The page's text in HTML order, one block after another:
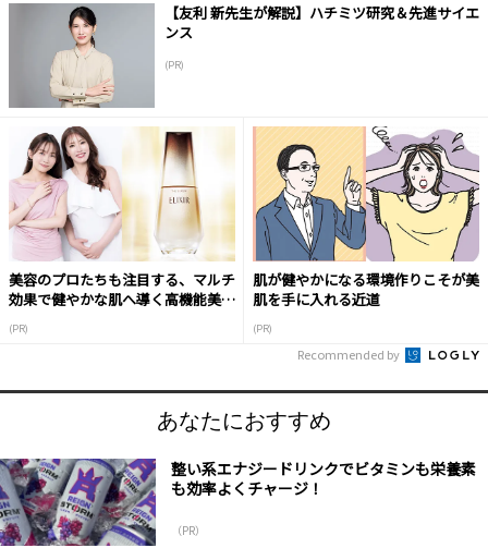
【友利 新先生が解説】ハチミツ研究＆先進サイエ
ンス
(PR)
美容のプロたちも注目する、マルチ
効果で健やかな肌へ導く高機能美容
(PR)
肌が健やかになる環境作りこそが美
肌を手に入れる近道
(PR)
Recommended by
あなたにおすすめ
整い系エナジードリンクでビタミンも栄養素
も効率よくチャージ！
（PR）